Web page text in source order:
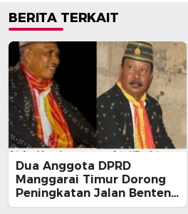
BERITA TERKAIT
Dua Anggota DPRD
Manggarai Timur Dorong
Peningkatan Jalan Benteng
Jawa – Bawe